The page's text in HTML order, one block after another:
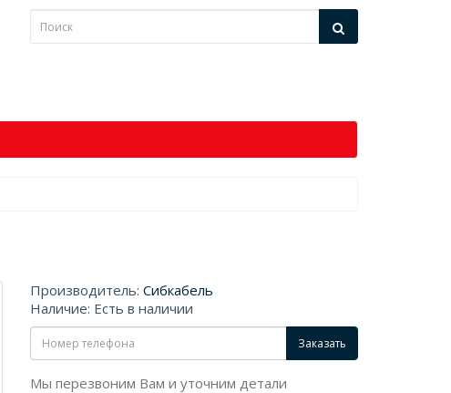
Производитель: Сибкабель
Наличие: Есть в наличии
Заказать
Мы перезвоним Вам и уточним детали